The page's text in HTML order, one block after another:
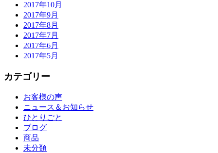
2017年10月
2017年9月
2017年8月
2017年7月
2017年6月
2017年5月
カテゴリー
お客様の声
ニュース＆お知らせ
ひとりごと
ブログ
商品
未分類